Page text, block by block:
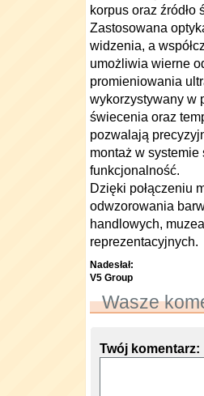
korpus oraz źródło
Zastosowana
widzenia, a
umożliwia wierne
promieniowania
wykorzystywany w
świecenia oraz
pozwalają
montaż w
funkcjonalność.
Dzięki połączeniu
odwzorowania
handlowych,
reprezentacyjnych.
Nadesłał:
V5 Group
Wasze
Twój komentarz: